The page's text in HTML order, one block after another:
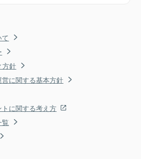
方針
に関する基本方針
に関する考え方